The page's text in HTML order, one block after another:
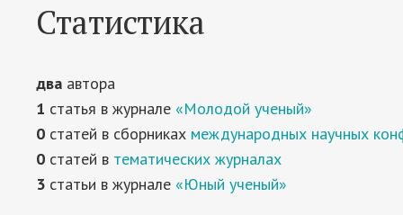
Статистика
два автора
1 статья в журнале «Молодой ученый»
0 статей в сборниках международных научных
0 статей в тематических журналах
3 статьи в журнале «Юный ученый»